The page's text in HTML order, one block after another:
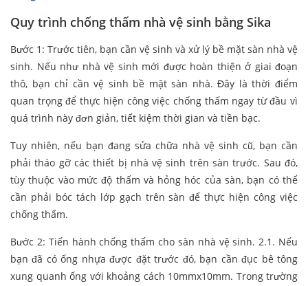
Quy trình chống thấm nhà vệ sinh bằng Sika
Bước 1: Trước tiên, bạn cần vệ sinh và xử lý bề mặt sàn nhà vệ
sinh. Nếu như nhà vệ sinh mới được hoàn thiện ở giai đoạn
thô, bạn chỉ cần vệ sinh bề mặt sàn nhà. Đây là thời điểm
quan trọng để thực hiện công việc chống thấm ngay từ đầu vì
quá trình này đơn giản, tiết kiệm thời gian và tiền bạc.
Tuy nhiên, nếu bạn đang sửa chữa nhà vệ sinh cũ, bạn cần
phải tháo gỡ các thiết bị nhà vệ sinh trên sàn trước. Sau đó,
tùy thuộc vào mức độ thấm và hỏng hóc của sàn, bạn có thể
cần phải bóc tách lớp gạch trên sàn để thực hiện công việc
chống thấm.
Bước 2: Tiến hành chống thấm cho sàn nhà vệ sinh. 2.1. Nếu
bạn đã có ống nhựa được đặt trước đó, bạn cần đục bê tông
xung quanh ống với khoảng cách 10mmx10mm. Trong trường